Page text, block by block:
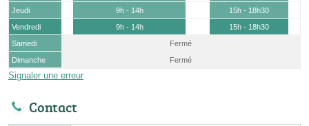
Jeudi
9h - 14h
15h - 18h30
Vendredi
9h - 14h
15h - 18h30
Samedi
Fermé
Dimanche
Fermé
Signaler une erreur
Contact